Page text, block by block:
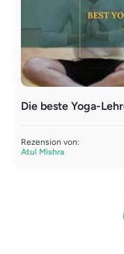
Die beste Yoga-
Rezension von:
Atul Mishra